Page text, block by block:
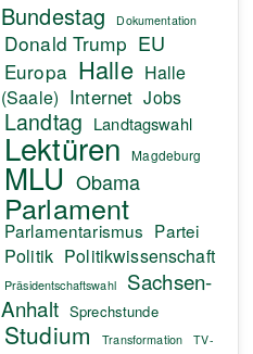
Bundestag
Dokumentation
Donald Trump EU
Europa Halle Halle
(Saale) Internet Jobs
Landtag Landtagswahl
Lektüren Magdeburg
MLU Obama
Parlament
Parlamentarismus Partei
Politik Politikwissenschaft
Präsidentschaftswahl
Sachsen-
Anhalt Sprechstunde
Studium Transformation
TV-